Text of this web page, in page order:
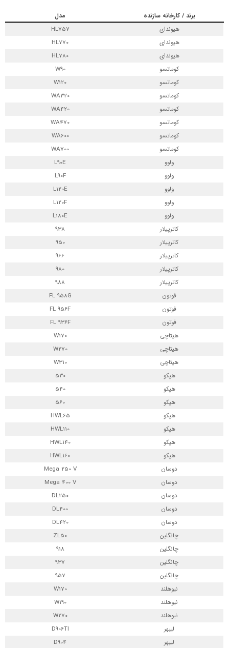
برند / کارخانه سازنده
مدل
هیوندای
HL757
هیوندای
HL770
هیوندای
HL780
کوماتسو
W90
کوماتسو
W120
کوماتسو
WA320
کوماتسو
WA420
کوماتسو
WA470
کوماتسو
WA600
کوماتسو
WA700
ولوو
L90E
ولوو
L90F
ولوو
L120E
ولوو
L120F
ولوو
L180E
کاترپیلار
938
کاترپیلار
950
کاترپیلار
966
کاترپیلار
980
کاترپیلار
988
فوتون
FL 958G
فوتون
FL 956F
فوتون
FL 936F
هیتاچی
W170
هیتاچی
W270
هیتاچی
W310
هپکو
530
هپکو
540
هپکو
560
هپکو
HWL65
هپکو
HWL110
هپکو
HWL140
هپکو
HWL160
دوسان
Mega 250 V
دوسان
Mega 400 V
دوسان
DL250
دوسان
DL400
دوسان
DL420
چانگلین
ZL50
چانگلین
918
چانگلین
937
چانگلین
957
نیوهلند
W170
نیوهلند
W190
نیوهلند
W270
لیبهر
D906TI
لیبهر
D904